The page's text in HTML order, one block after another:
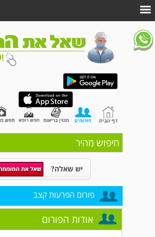
חיפוש מהיר
יש שאלה?
פורום הפרעות קצב
אודות הפורום